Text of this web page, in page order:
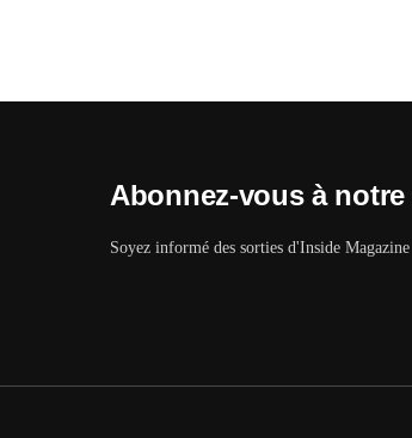
Abonnez-vous à
Soyez informé des sorties d'Inside Magazine